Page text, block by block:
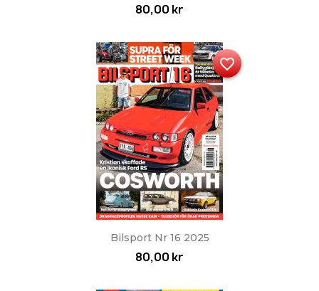
80,00 kr
Bilsport Nr 16 2025
80,00 kr
favorite_border